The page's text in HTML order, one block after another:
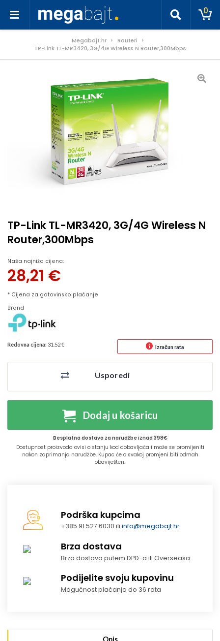
0
Megabajt.hr
Routeri
TP-Link TL-MR3420, 3G/4G Wireless N Router,300Mbps
TP-Link TL-MR3420, 3G/4G Wireless N
Router,300Mbps
Naša najniža cijena:
28,21 €
* Cijena za gotovinsko plaćanje
Brand
Redovna cijena: 31.52 € Izračun rata
Usporedi
Dodaj u košaricu
Besplatna dostava za narudžbe iznad 398€
Dostupnost proizvoda ovisi o stanju kod dobavljača i može se promijeniti
nakon zaprimanja narudžbe. Kupac će o svakoj promjeni biti odmah
obaviješten.
Podrška kupcima
+385 91 527 6030 iliinfo@megabajt.hr
Brza dostava
Brza dostava putem DPD-a ili Overseasa
Podijelite svoju kupovinu
Mogućnost plaćanja do 36 rata
Opis